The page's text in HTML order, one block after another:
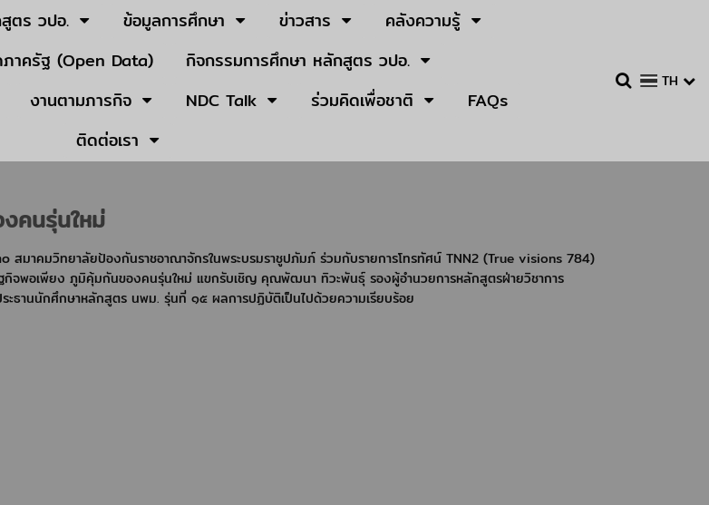
ตร วปอ. ข้อมูลการศึกษา ข่าวสาร
คลังความรู้
ภาครัฐ (Open Data)
กิจกรรมการศึกษา หลักสูตร วปอ.
งานตามภารกิจ NDC Talk ร่วมคิดเพื่อชาติ
FAQs
ติดต่อเรา
TH
คนรุ่นใหม่
สมาคมวิทยาลัยป้องกันราชอาณาจักรในพระบรมราชูปภัมภ์ ร่วมกับรายการโทรทัศน์ TNN2 (True visions 784)
กิจพอเพียง ภูมิคุ้มกันของคนรุ่นใหม่ แขกรับเชิญ คุณพัฒนา ทิวะพันธุ์ รองผู้อำนวยการหลักสูตรฝ่ายวิชาการ
ธานนักศึกษาหลักสูตร นพม. รุ่นที่ ๑๕ ผลการปฏิบัติเป็นไปด้วยความเรียบร้อย